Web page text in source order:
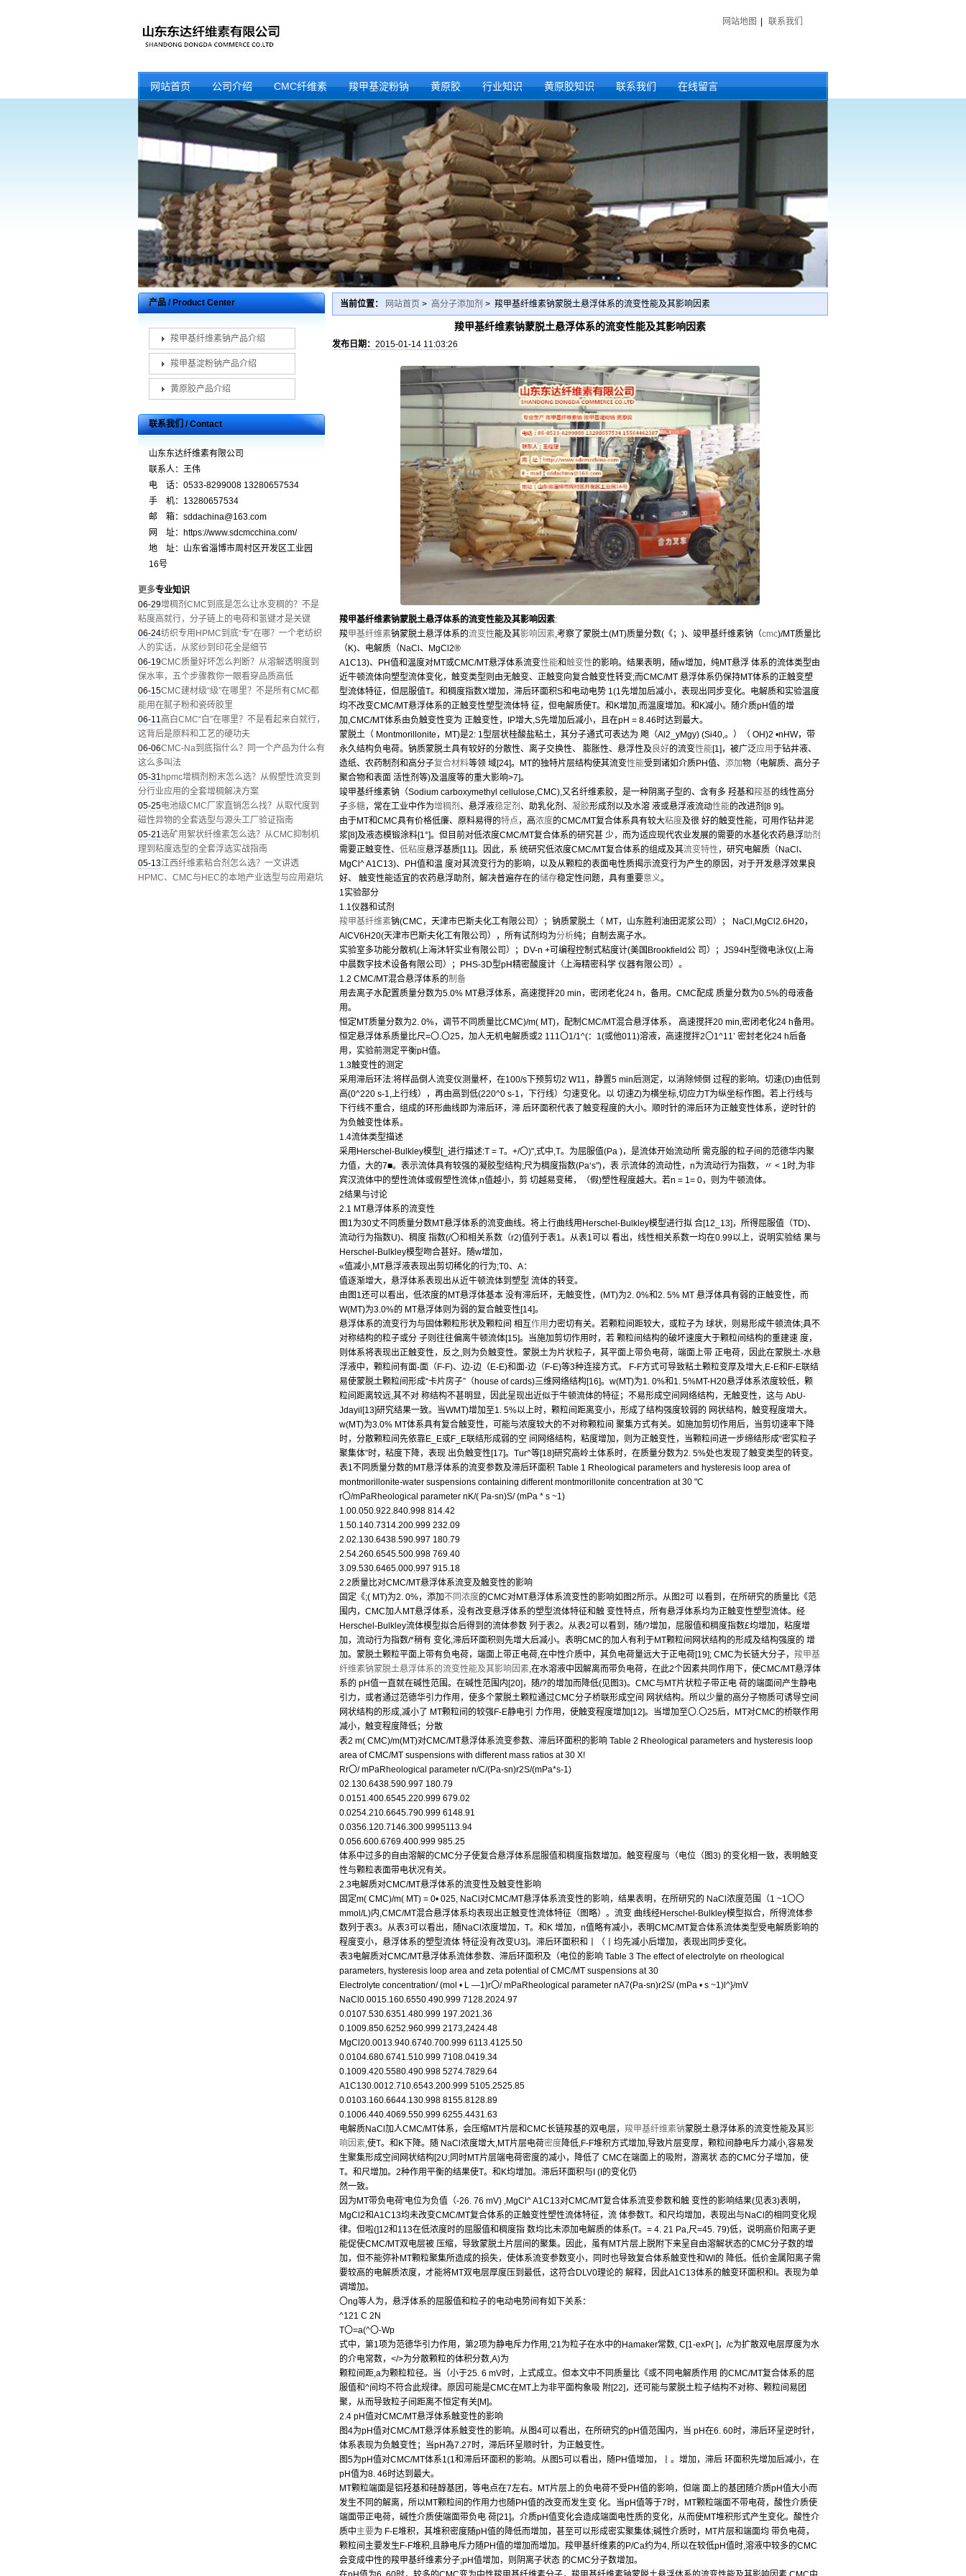
网站地图 联系我们
网站首页 公司介绍 CMC纤维素 羧甲基淀粉钠 黄原胶 行业知识 黄原胶知识 联系我们 在线留言
产品 / Product Center
羧甲基纤维素钠产品介绍
羧甲基淀粉钠产品介绍
黄原胶产品介绍
联系我们 / Contact
山东东达纤维素有限公司
联系人：王伟
电 话：0533-8299008 13280657534
手 机：13280657534
邮 箱：sddachina@163.com
网 址：https://www.sdcmcchina.com/
地 址：山东省淄博市周村区开发区工业园
16号
更多专业知识
06-29增稠剂CMC到底是怎么让水变稠的？不是
粘度高就行，分子链上的电荷和氢键才是关键
06-24纺织专用HPMC到底“专”在哪？一个老纺织
人的实话，从浆纱到印花全是细节
06-19CMC质量好坏怎么判断？从溶解透明度到
保水率，五个步骤教你一眼看穿品质高低
06-15CMC建材级“级”在哪里？不是所有CMC都
能用在腻子粉和瓷砖胶里
06-11高白CMC“白”在哪里？不是看起来白就行，
这背后是原料和工艺的硬功夫
06-06CMC-Na到底指什么？同一个产品为什么有
这么多叫法
05-31 hpmc增稠剂粉末怎么选？从假塑性流变到
分行业应用的全套增稠解决方案
05-25电池级CMC厂家直销怎么找？从取代度到
磁性异物的全套选型与源头工厂验证指南
05-21选矿用絮状纤维素怎么选？从CMC抑制机
理到粘度选型的全套浮选实战指南
05-13江西纤维素粘合剂怎么选？一文讲透
HPMC、CMC与HEC的本地产业选型与应用避坑
当前位置： 网站首页 > 高分子添加剂 > 羧甲基纤维素钠蒙脱土悬浮体系的流变性能及其影响因素
羧甲基纤维素钠蒙脱土悬浮体系的流变性能及其影响因素
发布日期： 2015-01-14 11:03:26
羧甲基纤维素钠蒙脱土悬浮体系的流变性能及其影响因素:
羧甲基纤维素钠蒙脱土悬浮体系的流变性能及其影响 因素,考察了蒙脱土(MT)质量分数(《；)、竣甲基纤维素钠（cmc)/MT质量比
（K)、电解质（NaCl、MgCl2®
A1C13)、PH值和温度对MT或CMC/MT悬浮体系流变性能和触变性的影响。结果表明，随w增加，纯MT悬浮 体系的流体类型由
近牛顿流体向塑型流体变化，触变类型则由无触变、正触变向复合触变性转变;而CMC/MT 悬浮体系仍保持MT体系的正触变塑
型流体特征，但屈服值T。和稠度指数X增加，滞后环面积S和电动电势 1(1先增加后减小，表现出同步变化。电解质和实验温度
均不改变CMC/MT悬浮体系的正触变性塑型流体特 征，但电解质使T。和K增加,而温度增加。和K减小。随介质pH值的增
加,CMC/MT体系由负触变性变为 正触变性，IP增大,S先增加后减小，且在pH = 8.46时达到最大。
蒙脱土（ Montmorillonite，MT)是2: 1型层状桂酸盐粘土，其分子通式可表达为 飑（Al2_yMgy) (Si40,。）（ OH)2 •nHW，带
永久结构负电荷。钠质蒙脱土具有较好的分散性、离子交换性、 膨胀性、悬浮性及 良好的流变性能[1]，被广泛应用于钻井液、
造纸、农药制剂和高分子复合材料等领 域[24]。MT的独特片层结构使其流变性能受到诸如介质PH值、 添加物（电解质、高分子
聚合物和表面 活性剂等)及温度等的重大影响>7]。
竣甲基纤维素钠（Sodium carboxymethyl cellulose,CMC),又名纤维素胶，是一种阴离子型的、含有多 羟基和羧基的线性高分
子多糖，常在工业中作为增稠剂 、悬浮液稳定剂 、助乳化剂、 凝胶形成剂以及水溶 液或悬浮液流动性能的改进剂[8 9]。
由于MT和CMC具有价格低廉、原料易得的特点 ，高浓度的CMC/MT复合体系具有较大粘度及很 好的触变性能，可用作钻井泥
浆[8]及液态模锻涂料[1°]。但目前对低浓度CMC/MT复合体系的研究甚 少，而为适应现代农业发展的需要的水基化农药悬浮助剂
需要正触变性、 低粘度悬浮基质[11]。因此，系 统研究低浓度CMC/MT复合体系的组成及其流变特性 ，研究电解质（NaCl、
MgCl^ A1C13)、PH值和温 度对其流变行为的影响，以及从颗粒的表面电性质揭示流变行为产生的原因，对于开发悬浮效果良
好、 触变性能适宜的农药悬浮助剂，解决普遍存在的储存稳定性问题，具有重要意义。
1实验部分
1.1仪器和试剂
羧甲基纤维素钠(CMC，天津市巴斯夫化工有限公司）；钠质蒙脱土（ MT，山东胜利油田泥浆公司）； NaCl,MgCl2.6H20，
AlCV6H20(天津市巴斯夫化工有限公司），所有试剂均为分析纯；自制去离子水。
实验室多功能分散机(上海沐轩实业有限公司）；DV-n +可编程控制式粘度计(美国Brookfield公 司）；JS94H型微电泳仪(上海
中晨数字技术设备有限公司）；PHS-3D型pH精密酸度计（上海精密科学 仪器有限公司）。
1.2 CMC/MT混合悬浮体系的制备
用去离子水配置质量分数为5.0% MT悬浮体系，高速搅拌20 min，密闭老化24 h，备用。CMC配成 质量分数为0.5%的母液备
用。
恒定MT质量分数为2. 0%，调节不同质量比CMC)/m( MT)，配制CMC/MT混合悬浮体系， 高速搅拌20 min,密闭老化24 h备用。
恒定悬浮体系质量比尺=〇.〇25，加人无机电解质或2 111〇1/1^(：1(或他011)溶液，高速搅拌2〇1^11’ 密封老化24 h后备
用，实验前测定平衡pH值。
1.3触变性的测定
采用滞后环法:将样品倒人流变仪测量杯，在100/s下预剪切2 W11，静置5 min后测定，以消除倾倒 过程的影响。切速(D)由低到
高(0^220 s-1,上行线），再由高到低(220^0 s-1，下行线）匀速变化。以 切速Z)为横坐标,切应力T为纵坐标作图。若上行线与
下行线不重合，组成的环形曲线即为滞后环，滞 后环面积代表了触变程度的大小。顺时针的滞后环为正触变性体系，逆时针的
为负触变性体系。
1.4流体类型描述
采用Herschel-Bulkley模型[_进行描述:T = T。+/〇)",式中,T。为屈服值(Pa )，是流体开始流动所 需克服的粒子间的范德华内聚
力值，大的7■。表示流体具有较强的凝胶型结构;尺为稠度指数(Pa‘s")，表 示流体的流动性，n为流动行为指数，〃 < 1时,为非
宾汉流体中的塑性流体或假塑性流体,n值越小，剪 切越易变稀，（假)塑性程度越大。若n = 1= 0，则为牛顿流体。
2结果与讨论
2.1 MT悬浮体系的流变性
图1为30丈不同质量分数MT悬浮体系的流变曲线。将上行曲线用Herschel-Bulkley模型进行拟 合[12_13]，所得屈服值（TD)、
流动行为指数U)、稠度 指数(/〇和相关系数（r2)值列于表1。从表1可以 看出，线性相关系数一均在0.99以上，说明实验结 果与
Herschel-Bulkley模型吻合甚好。随w增加，
«值减小,MT悬浮液表现出剪切稀化的行为;T0、A：
值逐渐增大，悬浮体系表现出从近牛顿流体到塑型 流体的转变。
由图1还可以看出，低浓度的MT悬浮体基本 没有滞后环，无触变性，(MT)为2. 0%和2. 5% MT 悬浮体具有弱的正触变性，而
W(MT)为3.0%的 MT悬浮体则为弱的复合触变性[14]。
悬浮体系的流变行为与固体颗粒形状及颗粒间 相互作用 力密切有关。若颗粒间距较大，或粒子为 球状，则易形成牛顿流体;具不
对称结构的粒子或分 子则往往偏离牛顿流体[15]。当施加剪切作用时，若 颗粒间结构的破坏速度大于颗粒间结构的重建速 度，
则体系将表现出正触变性，反之,则为负触变性。蒙脱土为片状粒子，其平面上带负电荷，端面上带 正电荷，因此在蒙脱土-水悬
浮液中，颗粒间有面-面（F-F)、边-边（E-E)和面-边（F-E)等3种连接方式。 F-F方式可导致粘土颗粒变厚及增大,E-E和F-E联结
易使蒙脱土颗粒间形成“卡片房子”（house of cards)三维网络结构[16]。w(MT)为1. 0%和1. 5%MT-H20悬浮体系浓度较低，颗
粒间距离较远,其不对 称结构不甚明显，因此呈现出近似于牛顿流体的特征；不易形成空间网络结构，无触变性，这与 AbU-
Jdayil[13]研究结果一致。当WMT)增加至1. 5%以上时，颗粒间距离变小，形成了结构强度较弱的 网状结构，触变程度增大。
w(MT)为3.0% MT体系具有复合触变性，可能与浓度较大的不对称颗粒间 聚集方式有关。如施加剪切作用后，当剪切速率下降
时，分散颗粒间先依靠E_E或F_E联结形成弱的空 间网络结构，粘度增加，则为正触变性，当颗粒间进一步缔结形成“密实粒子
聚集体”时，粘度下降，表现 出负触变性[17]。Tur^等[18]研究高岭土体系时，在质量分数为2. 5%处也发现了触变类型的转变。
表1不同质量分数的MT悬浮体系的流变参数及滞后环面积 Table 1 Rheological parameters and hysteresis loop area of
montmorillonite-water suspensions containing different montmorillonite concentration at 30 "C
r〇/mPaRheological parameter nK/( Pa-sn)S/ (mPa * s ~1)
1.00.050.922.840.998 814.42
1.50.140.7314.200.999 232.09
2.02.130.6438.590.997 180.79
2.54.260.6545.500.998 769.40
3.09.530.6465.000.997 915.18
2.2质量比对CMC/MT悬浮体系流变及触变性的影响
固定《;( MT)为2. 0%，添加不同浓度的CMC对MT悬浮体系流变性的影响如图2所示。从图2可 以看到，在所研究的质量比《范
围内，CMC加人MT悬浮体系，没有改变悬浮体系的塑型流体特征和触 变性特点，所有悬浮体系均为正触变性塑型流体。经
Herschel-Bulkley流体模型拟合后得到的流体参数 列于表2。从表2可以看到，随/?增加，屈服值和稠度指数£均增加，粘度增
加，流动行为指数/*稍有 变化,滞后环面积则先增大后减小。表明CMC的加人有利于MT颗粒间网状结构的形成及结构强度的 增
加。蒙脱土颗粒平面上带有负电荷，端面上带正电荷,在中性介质中，其负电荷量远大于正电荷[19]; CMC为长链大分子， 羧甲基
纤维素钠蒙脱土悬浮体系的流变性能及其影响因素,在水溶液中因解离而带负电荷，在此2个因素共同作用下，使CMC/MT悬浮体
系的 pH值一直就在碱性范围。在碱性范围内[20]，随/?的增加而降低(见图3)。CMC与MT片状粒子带正电 荷的端面间产生静电
引力，或者通过范德华引力作用，使多个蒙脱土颗粒通过CMC分子桥联形成空间 网状结构。所以少量的高分子物质可诱导空间
网状结构的形成,减小了 MT颗粒间的较强F-E静电引 力作用，使触变程度增加[12]。当增加至〇.〇25后，MT对CMC的桥联作用
减小，触变程度降低；分散
表2 m( CMC)/m(MT)对CMC/MT悬浮体系流变参数、滞后环面积的影响 Table 2 Rheological parameters and hysteresis loop
area of CMC/MT suspensions with different mass ratios at 30 X!
Rr〇/ mPaRheological parameter n/C/(Pa-sn)r2S/(mPa*s-1)
02.130.6438.590.997 180.79
0.0151.400.6545.220.999 679.02
0.0254.210.6645.790.999 6148.91
0.0356.120.7146.300.9995113.94
0.056.600.6769.400.999 985.25
体系中过多的自由溶解的CMC分子使复合悬浮体系屈服值和稠度指数增加。触变程度与（电位（图3) 的变化相一致，表明触变
性与颗粒表面带电状况有关。
2.3电解质对CMC/MT悬浮体系的流变性及触变性影响
固定m( CMC)/m( MT) = 0• 025, NaCl对CMC/MT悬浮体系流变性的影响，结果表明，在所研究的 NaCl浓度范围（1 ~1〇〇
mmol/L)内,CMC/MT混合悬浮体系均表现出正触变性流体特征（图略）。流变 曲线经Herschel-Bulkley模型拟合，所得流体参
数列于表3。从表3可以看出，随NaCl浓度增加，T。和K 增加，n值略有减小，表明CMC/MT复合体系流体类型受电解质影响的
程度变小，悬浮体系的塑型流体 特征没有改变U3]。滞后环面积和丨（丨均先减小后增加，表现出同步变化。
表3电解质对CMC/MT悬浮体系流体参数、滞后环面积及（电位的影响 Table 3 The effect of electrolyte on rheological
parameters, hysteresis loop area and zeta potential of CMC/MT suspensions at 30
Electrolyte concentration/ (mol • L —1)r〇/ mPaRheological parameter nA7(Pa-sn)r2S/ (mPa • s ~1)l^}/mV
NaCl0.0015.160.6550.490.999 7128.2024.97
0.0107.530.6351.480.999 197.2021.36
0.1009.850.6252.960.999 2173,2424.48
MgCl20.0013.940.6740.700.999 6113.4125.50
0.0104.680.6741.510.999 7108.0419.34
0.1009.420.5580.490.998 5274.7829.64
A1C130.0012.710.6543.200.999 5105.2525.85
0.0103.160.6644.130.998 8155.8128.89
0.1006.440.4069.550.999 6255.4431.63
电解质NaCl加人CMC/MT体系，会压缩MT片层和CMC长链羧基的双电层， 羧甲基纤维素钠蒙脱土悬浮体系的流变性能及其影
响因素,使T。和K下降。随 NaCl浓度增大,MT片层电荷密度降低,F-F堆积方式增加,导致片层变厚，颗粒间静电斥力减小,容易发
生聚集形成空间网状结构[2U;同时MT片层端电荷密度的减小，降低了 CMC在端面上的吸附，游离状 态的CMC分子增加，使
T。和尺增加。2种作用平衡的结果使T。和K均增加。滞后环面积与I (I的变化仍
然一致。
因为MT带负电荷'电位为负值（-26. 76 mV) ,MgCl^ A1C13对CMC/MT复合体系流变参数和触 变性的影响结果(见表3)表明，
MgCl2和A1C13均未改变CMC/MT复合体系的正触变性塑性流体特征，流 体参数T。和尺均增加，表现出与NaCl的相同变化规
律。但啦(]12和113在低浓度时的屈服值和稠度指 数均比未添加电解质的体系(T。= 4. 21 Pa,尺=45. 79)低，说明高价阳离子更
能促使CMC/MT双电层被 压缩，导致蒙脱土片层间的聚集。因此，虽有MT片层上脱附下来呈自由溶解状态的CMC分子数的增
加，但不能弥补MT颗粒聚集所造成的损失，使体系流变参数变小，同时也导致复合体系触变性和WI的 降低。低价金属阳离子需
要较高的电解质浓度，才能将MT双电层厚度压到最低，这符合DLV0理论的 解释，因此A1C13体系的触变环面积和I。表现为单
调增加。
〇ng等人为，悬浮体系的屈服值和粒子的电动电势间有如下关系：
^121 C 2N
T〇=a(^〇-Wp
式中，第1项为范德华引力作用，第2项为静电斥力作用,'21为粒子在水中的Hamaker常数, C[1-exP( ]，/c为扩散双电层厚度为水
的介电常数，</>为分散颗粒的体积分数,A)为
颗粒间距,a为颗粒粒径。当（小于25. 6 mV时，上式成立。但本文中不同质量比《或不同电解质作用 的CMC/MT复合体系的屈
服值和^间均不符合此规律。原因可能是CMC在MT上为非平面构象吸 附[22]，还可能与蒙脱土粒子结构不对称、颗粒间易团
聚，从而导致粒子间距离不恒定有关[M]。
2.4 pH值对CMC/MT悬浮体系触变性的影响
图4为pH值对CMC/MT悬浮体系触变性的影响。从图4可以看出，在所研究的pH值范围内，当 pH在6. 60时，滞后环呈逆时针，
体系表现为负触变性；当pH為7.27时，滞后环呈顺时针，为正触变性。
图5为pH值对CMC/MT体系1(1和滞后环面积的影响。从图5可以看出，随PH值增加，丨。增加，滞后 环面积先增加后减小，在
pH值为8. 46时达到最大。
MT颗粒端面是铝羟基和硅醇基团，等电点在7左右。MT片层上的负电荷不受PH值的影响，但端 面上的基团随介质pH值大小而
发生不同的解离，所以MT颗粒间的作用力也随PH值的改变而发生变 化。当pH值等于7时，MT颗粒端面不带电荷，酸性介质使
端面带正电荷，碱性介质使端面带负电 荷[21]。介质pH值变化会造成端面电性质的变化，从而使MT堆积形式产生变化。酸性介
质中主要为 F-E堆积，其堆积密度随pH值的降低而增加，甚至可以形成密实聚集体;碱性介质时，MT片层和端面均 带负电荷，
颗粒间主要发生F-F堆积,且静电斥力随PH值的增加而增加。羧甲基纤维素的P/Ca约为4, 所以在较低pH值时,溶液中较多的CMC
会变成中性的羧甲基纤维素分子;pH值增加，则阴离子状态 的CMC分子数增加。